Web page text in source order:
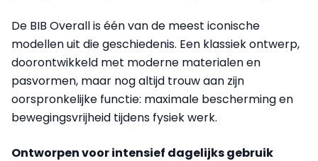
De BIB Overall is één van de meest iconische
modellen uit die geschiedenis. Een klassiek ontwerp,
doorontwikkeld met moderne materialen en
pasvormen, maar nog altijd trouw aan zijn
oorspronkelijke functie: maximale bescherming en
bewegingsvrijheid tijdens fysiek werk.
Ontworpen voor intensief dagelijks gebruik